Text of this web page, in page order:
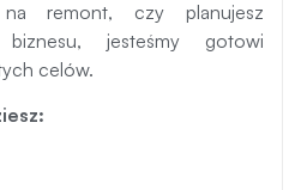
na remont, czy planujesz
jesteśmy gotowi
celów.